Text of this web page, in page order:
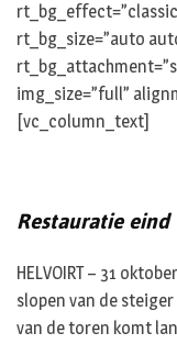
rt_bg_size=”auto
img_size=”full”
[vc_column_text]
Restauratie
HELVOIRT – 31
slopen van de
van de toren komt